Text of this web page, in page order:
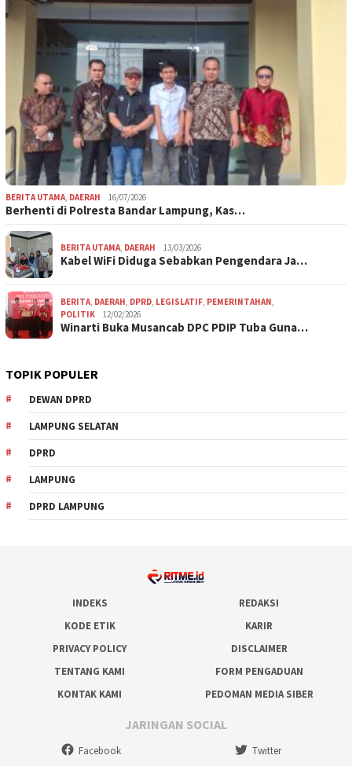
BERITA UTAMA, DAERAH 16/07/2026
Berhenti di Polresta Bandar Lampung, Kas…
BERITA UTAMA, DAERAH 13/03/2026
Kabel WiFi Diduga Sebabkan Pengendara Ja…
BERITA, DAERAH, DPRD, LEGISLATIF, PEMERINTAHAN,
POLITIK
12/02/2026
Winarti Buka Musancab DPC PDIP Tuba Guna…
TOPIK POPULER
DEWAN DPRD
LAMPUNG SELATAN
DPRD
LAMPUNG
DPRD LAMPUNG
INDEKS
REDAKSI
KODE ETIK
KARIR
PRIVACY POLICY
DISCLAIMER
TENTANG KAMI
FORM PENGADUAN
KONTAK KAMI
PEDOMAN MEDIA SIBER
JARINGAN SOCIAL
Facebook Twitter